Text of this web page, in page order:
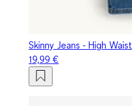
Skinny Jeans - High Waist
19,99 €